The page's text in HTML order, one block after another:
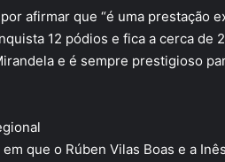
afirmar que “é uma prestação
12 pódios e fica a cerca de
e é sempre prestigioso
que o Rúben Vilas Boas e a